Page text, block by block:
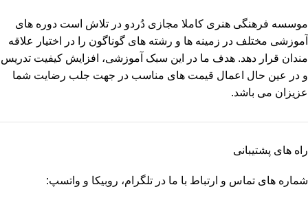
موسسه فرهنگی هنری کاملا مجازی دُردو در تلاش است دوره های
آموزشی مختلف در زمینه ها و رشته های گوناگون را در اختیار علاقه
مندان قرار دهد. هدف ما در این سبک آموزشی، افزایش کیفیت تدریس
و در عین حال اعمال قیمت های مناسب در جهت جلب رضایت شما
عزیزان می باشد.
راه های پشتیبانی
شماره های تماس و ارتباط با ما در تلگرام، روبیکا و واتسپ: